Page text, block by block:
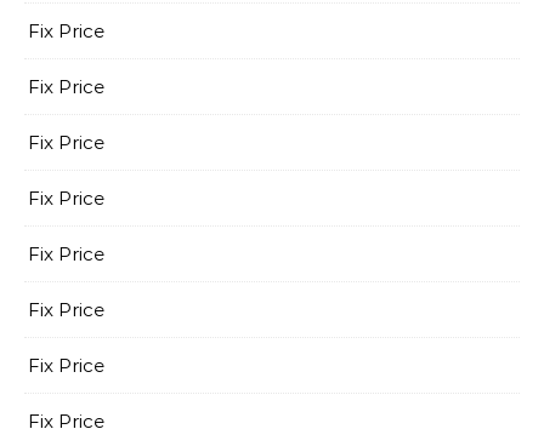
Fix Price
Fix Price
Fix Price
Fix Price
Fix Price
Fix Price
Fix Price
Fix Price